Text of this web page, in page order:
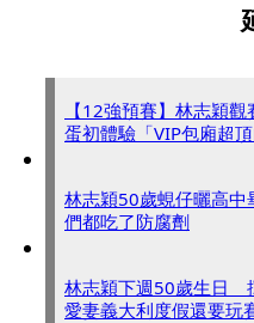
【12強預賽】林志穎
蛋初體驗「VIP包廂超頂
林志穎50歲蜆仔曬高
們都吃了防腐劑
林志穎下週50歲生日
愛妻義大利度假還要玩